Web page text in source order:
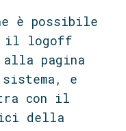
è possibile
il logoff
pagina
e
con il
della